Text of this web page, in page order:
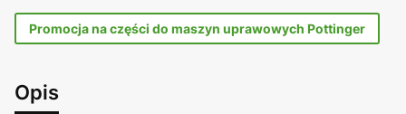
Promocja na części do maszyn uprawowych Pottinger
Opis